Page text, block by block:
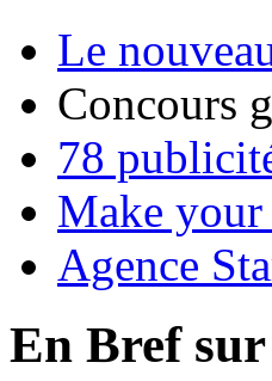
Le
Concours
78
Make
Agence
En Bref